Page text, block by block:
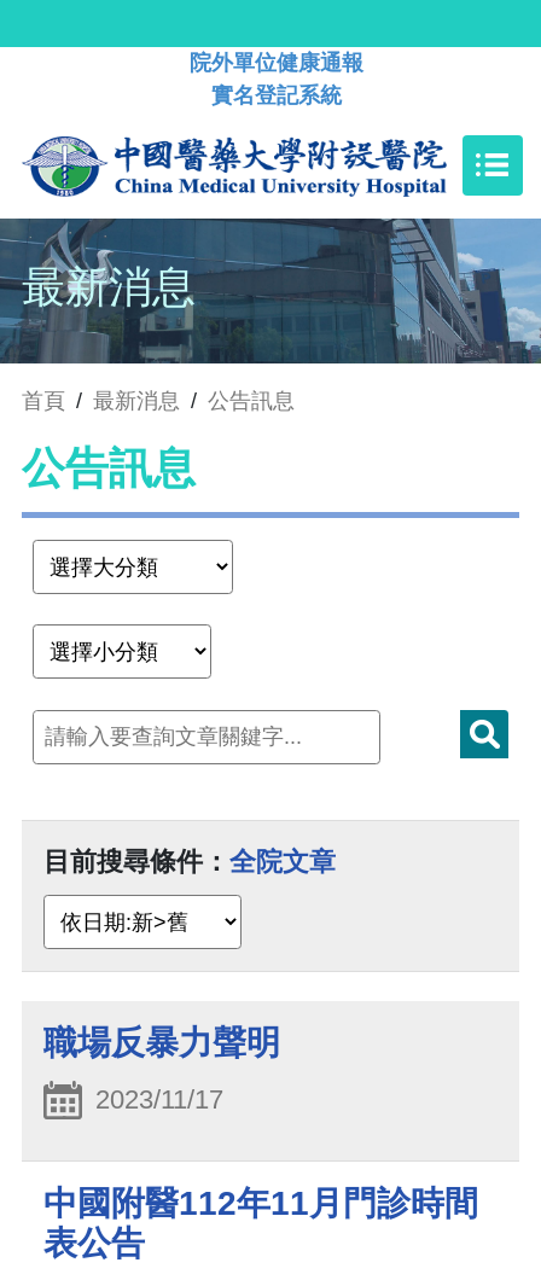
院外單位健康通報
實名登記系統
最新消息
首頁 / 最新消息 / 公告訊息
公告訊息
目前搜尋條件： 全院文章
職場反暴力聲明
2023/11/17
中國附醫112年11月門診時間
表公告